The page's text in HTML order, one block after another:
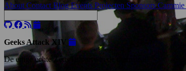
About Contact BlogEvents Projecten SponsorsCammie
Geeks Attack XIV
De enige echte Zeus lanparty in de therminal!